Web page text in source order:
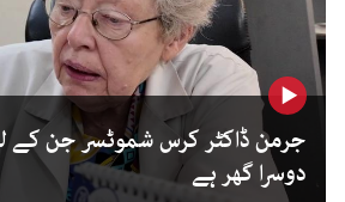
جرمن ڈاکٹر کرس شموٹسر جن کے
دوسرا گھر ہے